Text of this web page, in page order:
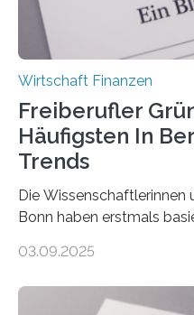
Wirtschaft Finanzen
Freiberufler
Häufigsten In
Trends
Die Wissenschaftlerinnen
Bonn haben erstmals
Landkreise mit den
ist demnach Berlin.
03.09.2025